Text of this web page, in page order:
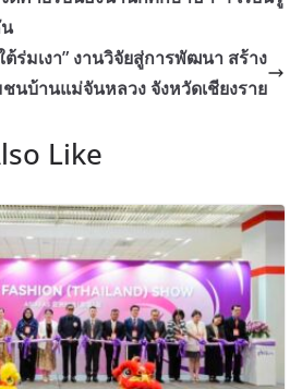
ร่มเงา” งานวิจัยสู่การพัฒนา สร้าง
นบ้านแม่จันหลวง จังหวัดเชียงราย
Like